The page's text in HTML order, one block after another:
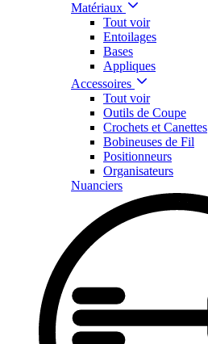
Matériaux
Tout voir
Entoilages
Bases
Appliques
Accessoires
Tout voir
Outils de Coupe
Crochets et Canettes
Bobineuses de Fil
Positionneurs
Organisateurs
Nuanciers